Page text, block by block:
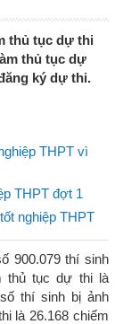
thủ tục dự thi
thủ tục dự
ký dự thi.
THPT vì
THPT đợt 1
nghiệp THPT
900.079 thí sinh
thủ tục dự thi là
thí sinh bị ảnh
là 26.168 chiếm